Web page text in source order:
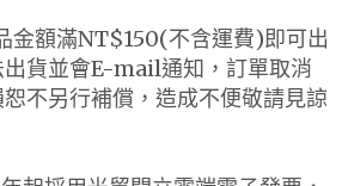
金額滿NT$150(不含運費)即可出
出貨並會E-mail通知，訂單取消
不另行補償，造成不便敬請見諒